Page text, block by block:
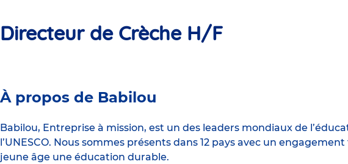
Directeur de Crèche H/F
Babilou
Lyon
Poulaillerie
À propos de Babilou
Babilou, Entreprise à mission, est un des leaders mondiaux de
l’UNESCO. Nous sommes présents dans 12 pays avec un
jeune âge une éducation durable.